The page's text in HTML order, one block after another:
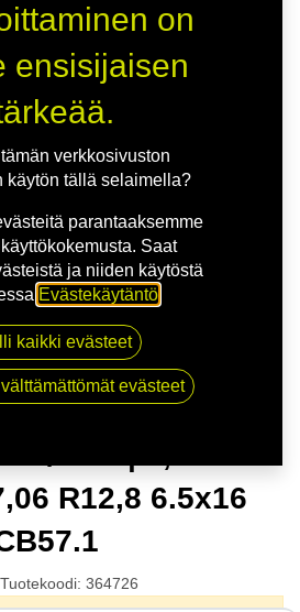
| 6,5X16 5-112 E46 C57,06 R12,8
R12,8 6.5x16
Tuotekoodi: 364726
on
ensisijaisen
verkkosivuston
käytön tällä selaimella?
parantaaksemme
Saat
ja niiden käytöstä
Evästekäytäntö
kaikki evästeet
evästeet